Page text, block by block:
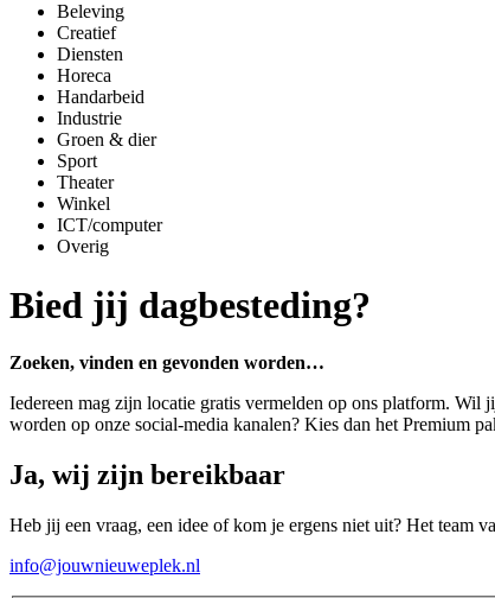
Beleving
Creatief
Diensten
Horeca
Handarbeid
Industrie
Groen & dier
Sport
Theater
Winkel
ICT/computer
Overig
Bied jij dagbesteding?
Zoeken, vinden en gevonden worden…
Iedereen mag zijn locatie gratis vermelden op ons platform.
worden op onze social-media kanalen? Kies dan het Premium
Ja, wij zijn bereikbaar
Heb jij een vraag, een idee of kom je ergens niet uit? Het team
info@jouwnieuweplek.nl